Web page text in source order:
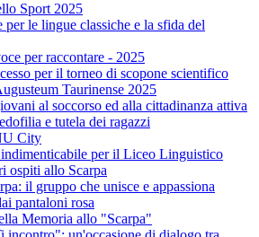
Sport 2025
per le lingue classiche e la sfida del
per raccontare - 2025
per il torneo di scopone scientifico
Taurinense 2025
al soccorso ed alla cittadinanza attiva
e tutela dei ragazzi
City
indimenticabile per il Liceo Linguistico
ospiti allo Scarpa
il gruppo che unisce e appassiona
pantaloni rosa
Memoria allo "Scarpa"